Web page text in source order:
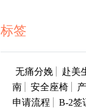
标签
无痛分娩 赴美
南
安全座椅
申请流程
B-2签